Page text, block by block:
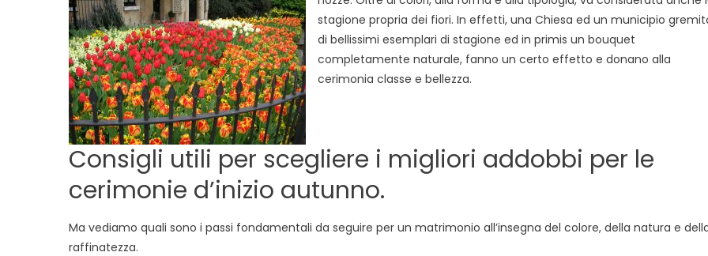
settembre
stagione propria dei fiori. In effetti, una Chiesa ed un municipio
di bellissimi esemplari di stagione ed in primis un bouquet
completamente naturale, fanno un certo effetto e donano alla
cerimonia classe e bellezza.
Consigli utili per scegliere i migliori addobbi per le
cerimonie d’inizio autunno.
Ma vediamo quali sono i passi fondamentali da seguire per un matrimonio all’insegna del colore, della natura e
raffinatezza.